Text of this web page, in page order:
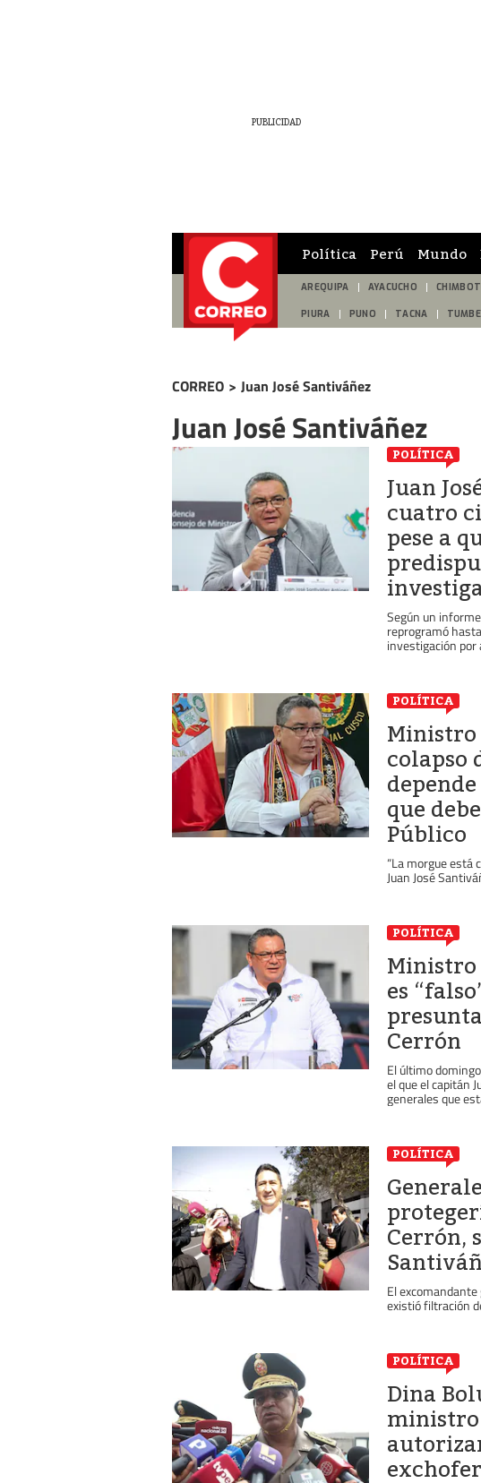
Política Perú Mundo
AREQUIPA AYACUCHO
PIURA PUNO TACNA
CORREO > Juan José Santiváñez
Juan José Santiváñez
POLÍTICA
Juan
cuatro
pese a
Según un
reprogramó
investigación por
POLÍTICA
colapso
que
Público
“La morgue está
Juan José
POLÍTICA
Ministro
es
Cerrón
El último
el que el capitán
generales que
POLÍTICA
Cerrón,
El excomandante
existió filtración
POLÍTICA
Dina
ministro
exchofer